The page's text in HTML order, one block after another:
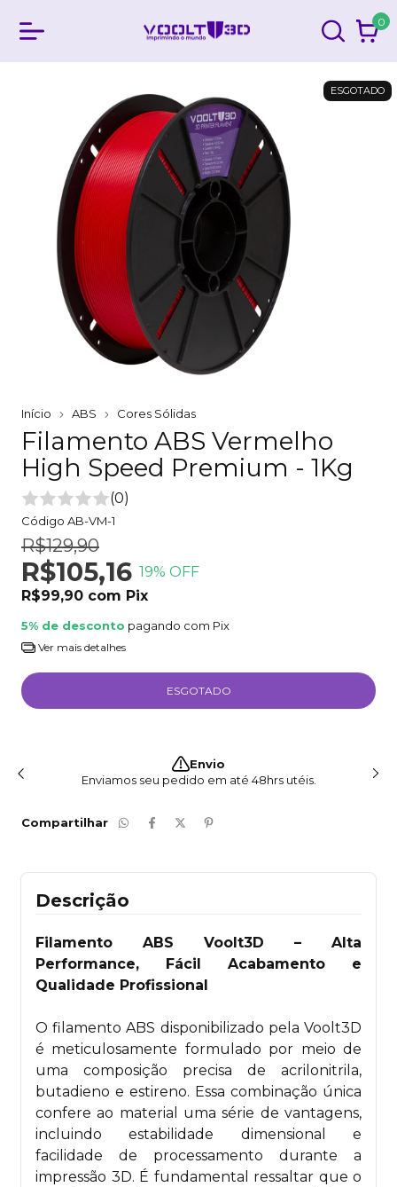
0
ESGOTADO
Início ABS Cores Sólidas
Filamento ABS Vermelho
High Speed Premium - 1Kg
(0)
Código AB-VM-1
R$129,90
R$105,16 19% OFF
R$99,90 com Pix
5% de desconto pagando com Pix
Ver mais detalhes
Envio
Enviamos seu pedido em até 48hrs utéis.
Compartilhar
Descrição
Filamento ABS Voolt3D – Alta
Performance, Fácil Acabamento e
Qualidade Profissional
O filamento ABS disponibilizado pela Voolt3D
é meticulosamente formulado por meio de
uma composição precisa de acrilonitrila,
butadieno e estireno. Essa combinação única
confere ao material uma série de vantagens,
incluindo estabilidade dimensional e
facilidade de processamento durante a
impressão 3D. É fundamental ressaltar que o